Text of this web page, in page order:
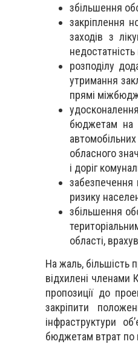
збільшення
закріплення
заходів з
розподілу
утримання
прямі
бюджетам на
обласного
і доріг
забезпечення
ризику
збільшення
області,
На жаль, більшість
відхилені членами
пропозиції до
закріпити
інфраструктури
бюджетам втрат по